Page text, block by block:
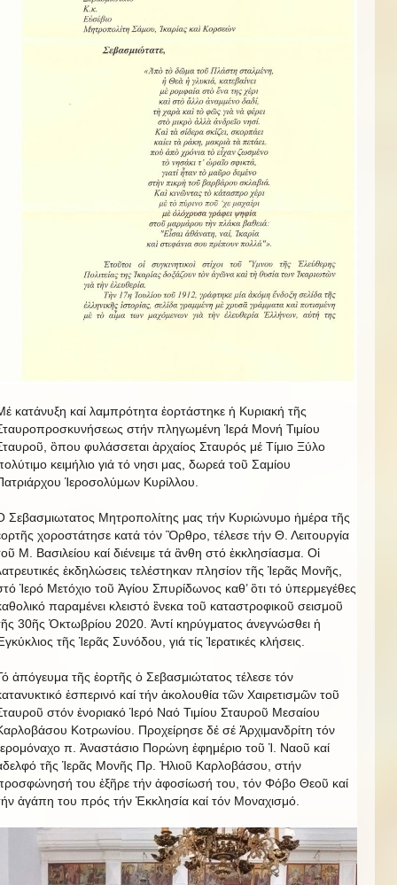
κατάνυξη καί λαμπρότητα ἑορτάστηκε ἡ Κυριακή τῆς
στήν πληγωμένη Ἱερά Μονή Τιμίου
ὃπου φυλάσσεται ἀρχαίος Σταυρός μέ Τίμιο Ξύλο
κειμήλιο γιά τό νησι μας, δωρεά τοῦ Σαμίου
Ἱεροσολύμων Κυρίλλου.
Σεβασμιωτατος Μητροπολίτης μας τήν Κυριώνυμο ἡμέρα τῆς
χοροστάτησε κατά τόν Ὂρθρο, τέλεσε τήν Θ. Λειτουργία
Μ. Βασιλείου καί διένειμε τά ἂνθη στό ἐκκλησίασμα. Οἱ
ἐκδηλώσεις τελέστηκαν πλησίον τῆς Ἱερᾶς Μονῆς,
Ἱερό Μετόχιο τοῦ Ἁγίου Σπυρίδωνος καθ’ ὃτι τό ὐπερμεγέθες
παραμένει κλειστό ἓνεκα τοῦ καταστροφικοῦ σεισμοῦ
30ῆς Ὀκτωβρίου 2020. Ἀντί κηρύγματος άνεγνώσθει ἡ
τῆς Ἱερᾶς Συνόδου, γιά τίς Ἱερατικές κλήσεις.
ἀπόγευμα τῆς ἑορτῆς ὁ Σεβασμιώτατος τέλεσε τόν
ἑσπερινό καί τήν ἀκολουθία τῶν Χαιρετισμῶν τοῦ
στόν ἐνοριακό Ἱερό Ναό Τιμίου Σταυροῦ Μεσαίου
Κοτρωνίου. Προχείρησε δέ σέ Ἀρχιμανδρίτη τόν
π. Ἀναστάσιο Πορώνη ἐφημέριο τοῦ Ἱ. Ναοῦ καί
τῆς Ἱερᾶς Μονῆς Πρ. Ἠλιοῦ Καρλοβάσου, στήν
του ἐξῆρε τήν ἀφοσίωσή του, τόν Φόβο Θεοῦ καί
ἀγάπη του πρός τήν Ἐκκλησία καί τόν Μοναχισμό.